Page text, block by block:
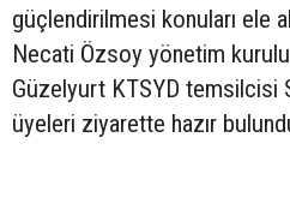
güçlendirilmesi konuları ele
Necati Özsoy yönetim
Güzelyurt KTSYD temsilcisi
üyeleri ziyarette hazır